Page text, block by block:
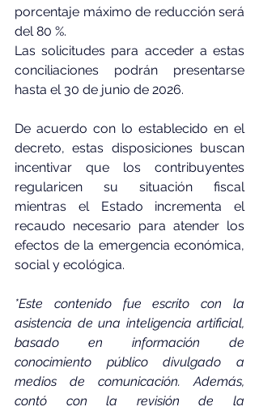
porcentaje máximo de reducción será
del 80 %.
Las solicitudes para acceder a estas
conciliaciones podrán presentarse
hasta el 30 de junio de 2026.
De acuerdo con lo establecido en el
decreto, estas disposiciones buscan
incentivar que los contribuyentes
regularicen su situación fiscal
mientras el Estado incrementa el
recaudo necesario para atender los
efectos de la emergencia económica,
social y ecológica.
*Este contenido fue escrito con la
asistencia de una inteligencia artificial,
basado en información de
conocimiento público divulgado a
medios de comunicación. Además,
contó con la revisión de la